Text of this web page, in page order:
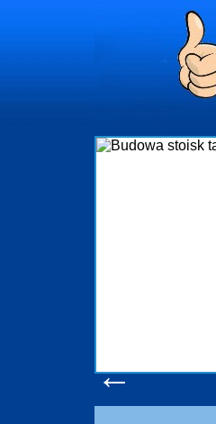
←